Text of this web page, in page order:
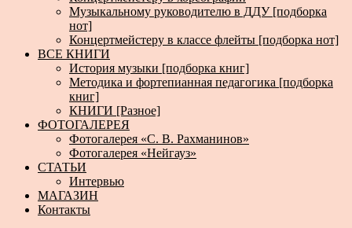
Музыкальному руководителю в ДДУ [подборка
нот]
Концертмейстеру в классе флейты [подборка нот]
ВСЕ КНИГИ
История музыки [подборка книг]
Методика и фортепианная педагогика [подборка
книг]
КНИГИ [Разное]
ФОТОГАЛЕРЕЯ
Фотогалерея «С. В. Рахманинов»
Фотогалерея «Нейгауз»
СТАТЬИ
Интервью
МАГАЗИН
Контакты